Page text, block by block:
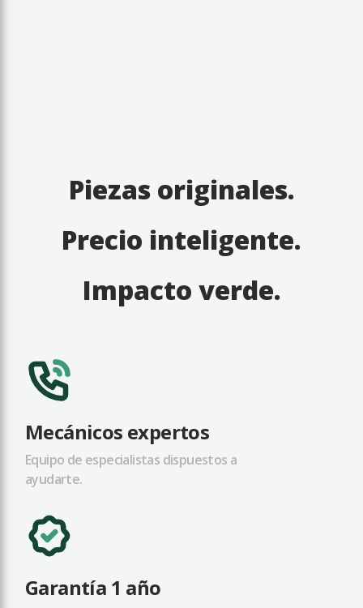
Piezas originales.
Precio inteligente.
Impacto verde.
Mecánicos expertos
Equipo de especialistas dispuestos a
ayudarte.
Garantía 1 año